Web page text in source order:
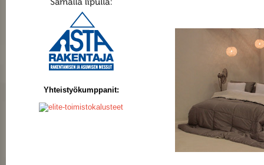
Yhteistyökumppanit: